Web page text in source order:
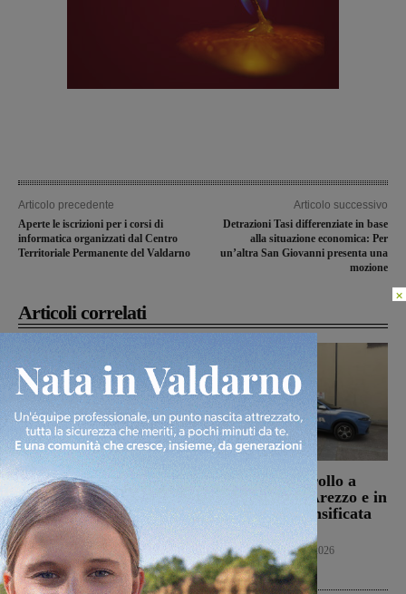
Articolo precedente
Aperte le iscrizioni per i corsi di
informatica organizzati dal Centro
Territoriale Permanente del Valdarno
Articolo successivo
Detrazioni Tasi differenziate in base
alla situazione economica: Per
un’altra San Giovanni presenta una
mozione
Articoli correlati
Punto Nascita della
Gruccia, Tucci (FdI):
“Montevarchi è sulla
giusta strada di un
aumento dei parti”
Politica 8 Agosto 2026
Servizi di controllo a
Montevarchi, Arezzo e in
provincia: intensificata
l’attività
Cronaca 8 Agosto 2026
×